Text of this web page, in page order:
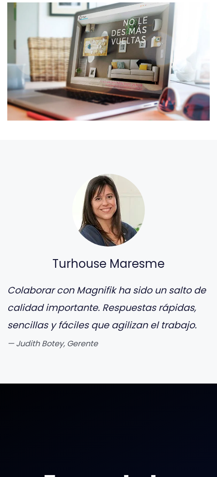
Turhouse Maresme
Colaborar con Magnifik ha sido un salto de
calidad importante. Respuestas rápidas,
sencillas y fáciles que agilizan el trabajo.
Judith Botey, Gerente